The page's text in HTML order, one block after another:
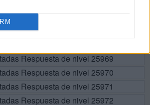
los niveles:
Respuesta de nivel 25969
Respuesta de nivel 25970
Respuesta de nivel 25971
Respuesta de nivel 25972